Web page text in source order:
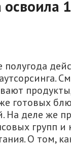
готовых
На деле же
групп
О том,